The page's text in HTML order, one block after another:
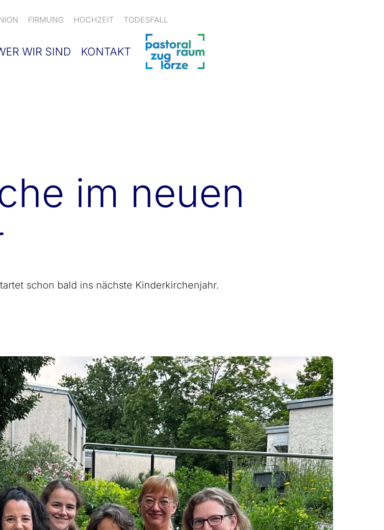
FIRMUNG HOCHZEIT TODESFALL
WIR SIND KONTAKT
im neuen
schon bald ins nächste Kinderkirchenjahr.